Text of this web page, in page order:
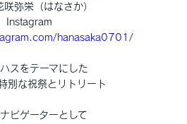
咲弥栄（はなさか）
Instagram
hanasaka0701/
スをテーマにした
別な祝祭とリトリート
ビゲーターとして